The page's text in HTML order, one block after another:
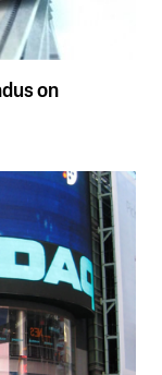
on